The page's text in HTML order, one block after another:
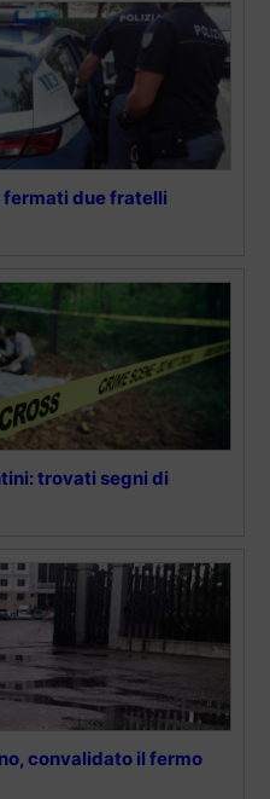
fermati due fratelli
trovati segni di
convalidato il fermo